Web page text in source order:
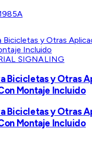
SIGNALING
Bicicletas y Otras
Montaje Incluido
Bicicletas y Otras
Montaje Incluido